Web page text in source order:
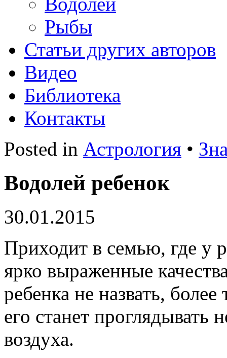
Рыбы
Статьи других авторов
Видео
Библиотека
Контакты
Posted in Астрология •
Водолей ребенок
30.01.2015
Приходит в семью, где у
ярко выраженные
ребенка не назвать,
его станет проглядывать
воздуха.